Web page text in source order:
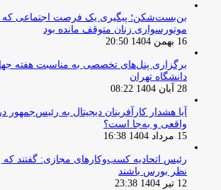
بن‌بست‌شکن؛ پیگیری یک فرصت اجتماعی که
موتورسواری زنان متوقف مانده بود
16 بهمن 1404 20:50
برگزاری پنل‌های تخصصی به مناسبت هفته
دانشگاه تهران
28 آبان 1404 08:22
آیا هشدار کارآفرینان دیجیتال به
واقعی و به‌جا است؟
15 مرداد 1404 16:38
‏رئیس اتحادیه کسب‌وکارهای مجازی: گفتند که
نظر بورس باشند
12 تیر 1404 23:38